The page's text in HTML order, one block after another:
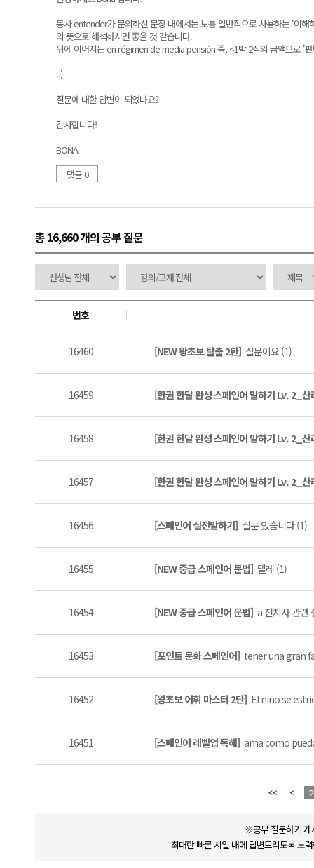
동사 entender가 문의하신 문장 내에서는 보통 일반적으로 사용하는 '이
의 뜻으로 해석하시면 좋을 것 같습니다.
뒤에 이어지는 en régimen de media pensión 즉, <1박 2식의 금액으로 '
: )
질문에 대한 답변이 되었나요?
감사합니다!
BONA
댓글 0
총 16,660 개의 공부 질문
번호
16460 [NEW 왕초보 탈출 2탄] 질문이요 (1)
16459 [한권 한달 완성 스페인어 말하기 Lv. 2_
16458 [한권 한달 완성 스페인어 말하기 Lv. 2_
16457 [한권 한달 완성 스페인어 말하기 Lv. 2_
16456 [스페인어 실전말하기] 질문 있습니다 (1)
16455 [NEW 중급 스페인어 문법] 델레 (1)
16454 [NEW 중급 스페인어 문법] a 전치사 관련
16453 [포인트 문화 스페인어] tener una gran
16452 [왕초보 어휘 마스터 2탄] El niño se
16451 [스페인어 레벨업 독해] ama como
※공부 질문하기 게
최대한 빠른 시일 내에 답변드리도록 노